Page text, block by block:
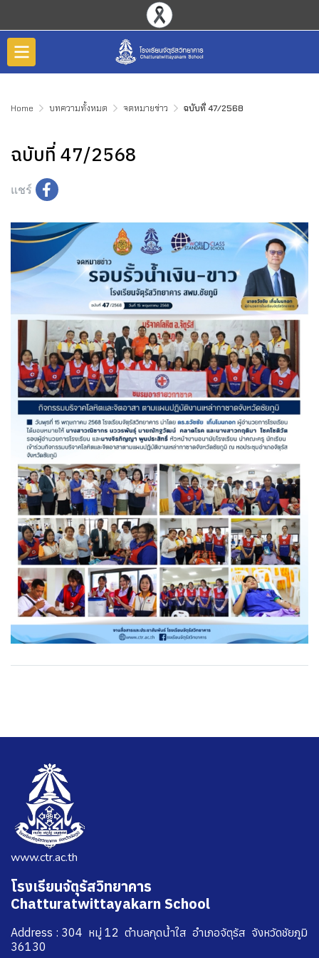
Home บทความทั้งหมด จดหมายข่าว ฉบับที่ 47/2568
ฉบับที่ 47/2568
แชร์
www.ctr.ac.th
โรงเรียนจัตุรัสวิทยาคาร
Chatturatwittayakarn School
Address : 304 หมู่ 12 ตำบลกุดน้ำใส อำเภอจัตุรัส จังหวัดชัยภูมิ
36130